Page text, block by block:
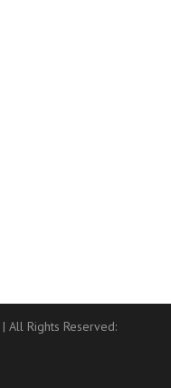
| All Rights Reserved: